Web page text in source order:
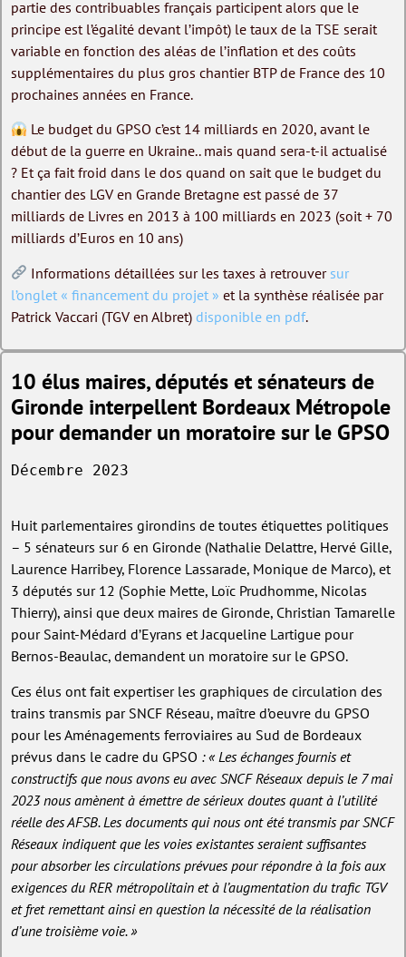
partie des contribuables français participent alors que le
principe est l’égalité devant l’impôt) le taux de la TSE serait
variable en fonction des aléas de l’inflation et des coûts
supplémentaires du plus gros chantier BTP de France des 10
prochaines années en France.
Le budget du GPSO c’est 14 milliards en 2020, avant le
début de la guerre en Ukraine.. mais quand sera-t-il actualisé
? Et ça fait froid dans le dos quand on sait que le budget du
chantier des LGV en Grande Bretagne est passé de 37
milliards de Livres en 2013 à 100 milliards en 2023 (soit + 70
milliards d’Euros en 10 ans)
Informations détaillées sur les taxes à retrouver sur
l’onglet « financement du projet » et la synthèse réalisée par
Patrick Vaccari (TGV en Albret) disponible en pdf.
10 élus maires, députés et sénateurs de
Gironde interpellent Bordeaux Métropole
pour demander un moratoire sur le GPSO
Décembre 2023
Huit parlementaires girondins de toutes étiquettes politiques
– 5 sénateurs sur 6 en Gironde (Nathalie Delattre, Hervé Gille,
Laurence Harribey, Florence Lassarade, Monique de Marco), et
3 députés sur 12 (Sophie Mette, Loïc Prudhomme, Nicolas
Thierry), ainsi que deux maires de Gironde, Christian Tamarelle
pour Saint-Médard d’Eyrans et Jacqueline Lartigue pour
Bernos-Beaulac, demandent un moratoire sur le GPSO.
Ces élus ont fait expertiser les graphiques de circulation des
trains transmis par SNCF Réseau, maître d’oeuvre du GPSO
pour les Aménagements ferroviaires au Sud de Bordeaux
prévus dans le cadre du GPSO : « Les échanges fournis et
constructifs que nous avons eu avec SNCF Réseaux depuis le 7 mai
2023 nous amènent à émettre de sérieux doutes quant à l’utilité
réelle des AFSB. Les documents qui nous ont été transmis par SNCF
Réseaux indiquent que les voies existantes seraient suffisantes
pour absorber les circulations prévues pour répondre à la fois aux
exigences du RER métropolitain et à l’augmentation du trafic TGV
et fret remettant ainsi en question la nécessité de la réalisation
d’une troisième voie. »